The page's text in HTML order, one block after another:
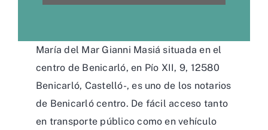
María del Mar Gianni Masiá situada en el
centro de Benicarló, en Pío XII, 9, 12580
Benicarló, Castelló-, es uno de los notarios
de Benicarló centro. De fácil acceso tanto
en transporte público como en vehículo